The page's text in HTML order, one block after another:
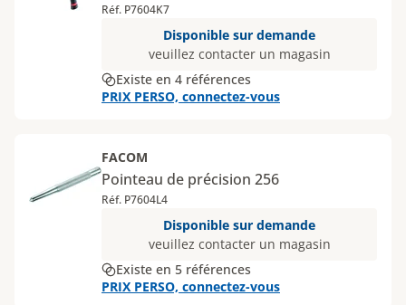
Réf. P7604K7
Disponible sur demande
veuillez contacter un magasin
Existe en 4 références
PRIX PERSO, connectez-vous
FACOM
Pointeau de précision 256
Réf. P7604L4
Disponible sur demande
veuillez contacter un magasin
Existe en 5 références
PRIX PERSO, connectez-vous